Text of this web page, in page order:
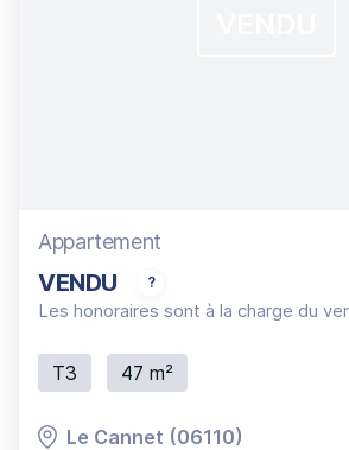
Appartement
VENDU Quartier Aubarède, dans
Les honoraires sont à la charge du
T3 47 m²
Le Cannet (06110)